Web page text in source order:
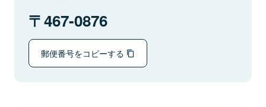
467-0876
郵便番号をコピーする